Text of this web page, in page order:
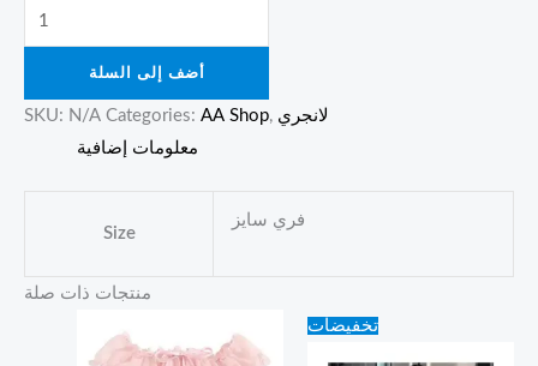
أضف إلى السلة
SKU: N/A Categories: AA Shop, لانجري
معلومات إضافية
Size
فري سايز
منتجات ذات صلة
تخفيضاتOriginal
price